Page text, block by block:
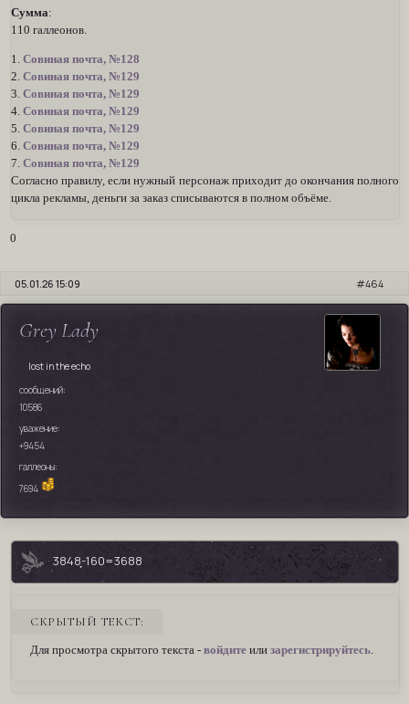
Сумма:
110 галлеонов.
1. Совиная почта, №128
2. Совиная почта, №129
3. Совиная почта, №129
4. Совиная почта, №129
5. Совиная почта, №129
6. Совиная почта, №129
7. Совиная почта, №129
Согласно правилу, если нужный персонаж приходит до окончания полного
цикла рекламы, деньги за заказ списываются в полном объёме.
0
464
05.01.26 15:09
Grey Lady
lost in the echo
сообщений:
10586
уважение:
+9454
галлеоны:
7694
3848-160=3688
СКРЫТЫЙ ТЕКСТ:
Для просмотра скрытого текста - войдите или зарегистрируйтесь.